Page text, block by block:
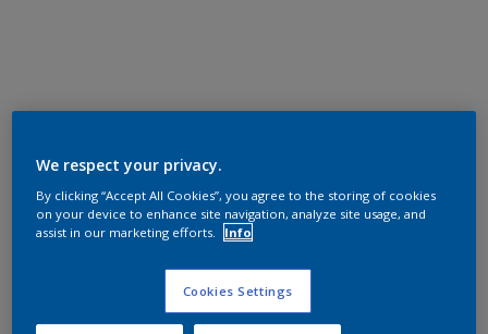
We respect your privacy.
By clicking “Accept All Cookies”, you agree to the storing of cookies
on your device to enhance site navigation, analyze site usage, and
assist in our marketing efforts.
Info
Cookies Settings